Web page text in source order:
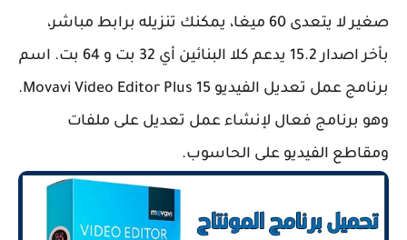
صغير لا يتعدى 60 ميغا، يمكنك تنزيله برابط مباشر،
بأخر اصدار 15.2 يدعم كلا البنائين أي 32 بت و 64 بت. اسم
برنامج عمل تعديل الفيديو Movavi Video Editor Plus 15.
وهو برنامج فعال لإنشاء عمل تعديل على ملفات
ومقاطع الفيديو على الحاسوب.